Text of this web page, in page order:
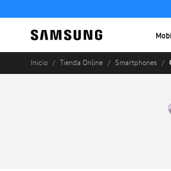
Inicio Tienda Online Smartphones